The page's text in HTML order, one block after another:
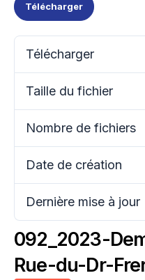
Télécharger
Télécharger
Taille du fichier
Nombre de fichiers
Date de création
Dernière mise à jour
092_2023-
Rue-du-Dr-